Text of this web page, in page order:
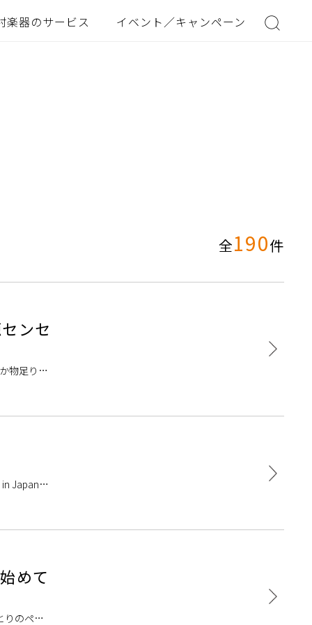
楽器のサービス イベント／キャンペーン
全190件
ンセ
物足りな
そんな
Japanの
ないも
めて
りのペー